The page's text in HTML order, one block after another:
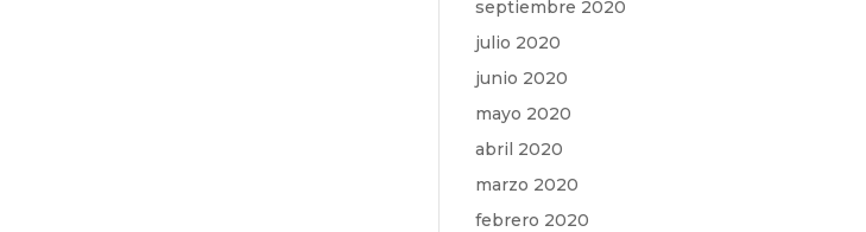
septiembre 2020
julio 2020
junio 2020
mayo 2020
abril 2020
marzo 2020
febrero 2020